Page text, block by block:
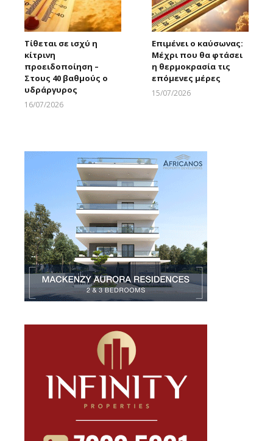
Τίθεται σε ισχύ η
κίτρινη
προειδοποίηση –
Στους 40 βαθμούς ο
υδράργυρος
16/07/2026
Επιμένει ο καύσωνας:
Μέχρι που θα φτάσει
η θερμοκρασία τις
επόμενες μέρες
15/07/2026